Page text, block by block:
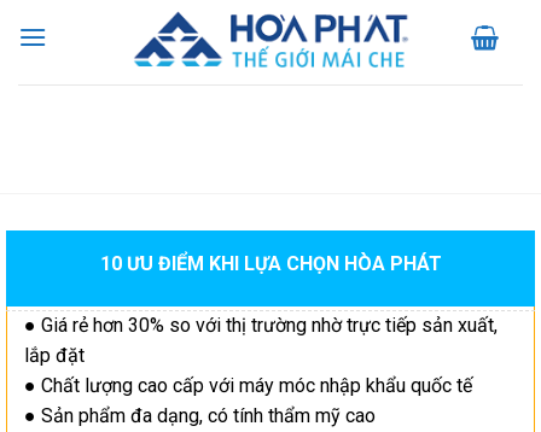
10 ƯU ĐIỂM KHI LỰA CHỌN HÒA PHÁT
● Giá rẻ hơn 30% so với thị trường nhờ trực tiếp sản xuất,
lắp đặt
● Chất lượng cao cấp với máy móc nhập khẩu quốc tế
● Sản phẩm đa dạng, có tính thẩm mỹ cao